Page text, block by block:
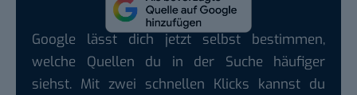
Google lässt dich jetzt selbst bestimmen,
welche Quellen du in der Suche häufiger
siehst. Mit zwei schnellen Klicks kannst du